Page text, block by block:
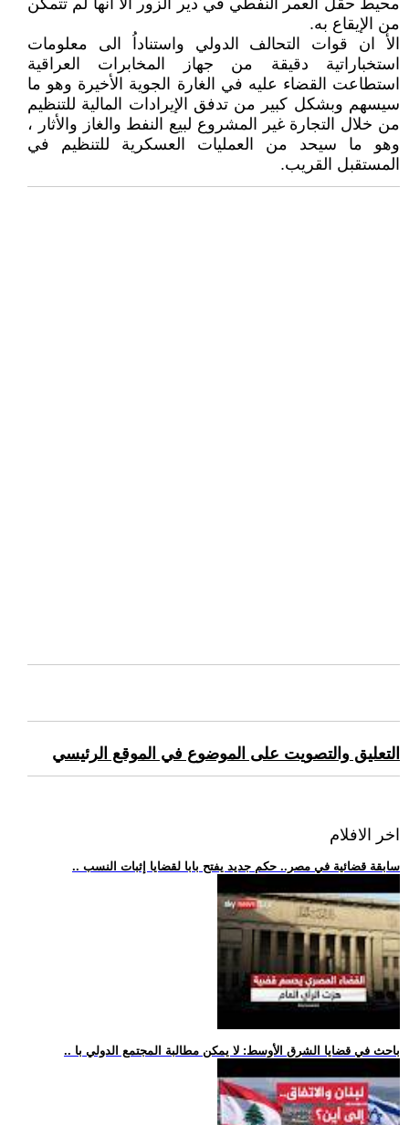
محيط حقل العمر النفطي في دير الزور الأ أنها لم تتمكن
من الإيقاع به.
الأ ان قوات التحالف الدولي واستناداُ الى معلومات
استخباراتية دقيقة من جهاز المخابرات العراقية
استطاعت القضاء عليه في الغارة الجوية الأخيرة وهو ما
سيسهم وبشكل كبير من تدفق الإيرادات المالية للتنظيم
من خلال التجارة غير المشروع لبيع النفط والغاز والأثار ،
وهو ما سيحد من العمليات العسكرية للتنظيم في
المستقبل القريب.
التعليق والتصويت على الموضوع في الموقع الرئيسي
اخر الافلام
.. سابقة قضائية في مصر.. حكم جديد يفتح بابا لقضايا إثبات النسب
.. باحث في قضايا الشرق الأوسط: لا يمكن مطالبة المجتمع الدولي با